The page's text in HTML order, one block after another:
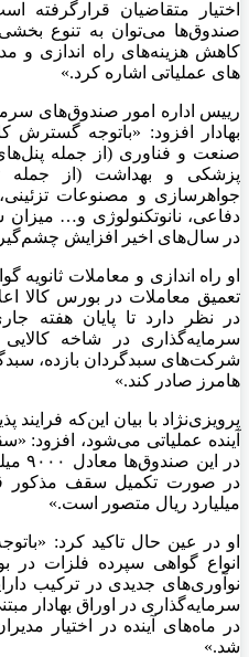
اختیار متقاضیان قرارگرفته
صندوق‌ها می‌توان به تنوع
کاهش هزینه‌های راه اندازی و
های عملیاتی اشاره کرد.»
رییس اداره امور صندوق‌های
بهادار افزود: «باتوجه گسترش
صنعت و فناوری (از جمله
پزشکی و بهداشت (از جمله
جواهرسازی و مصنوعات
دفاعی، نانوتکنولوژی و… میزان
در سال‌های اخیر افزایش
او راه اندازی و معاملات
تعمیق معاملات در بورس کالا
سرمایه‌گذاری در شاخه
شرکت‌های سبدگردان بازده،
هامرز صادر کند.»
آینده عملیاتی می‌شود، افزود:
در
میلیارد ریال متصور است.»
او در عین حال تاکید کرد:
انواع گواهی سپرده فلزات در
نوآوری‌های جدیدی در ترکیب
سرمایه‌گذاری در اوراق بهادار
در ماه‌های آینده در اختیار
شد.»